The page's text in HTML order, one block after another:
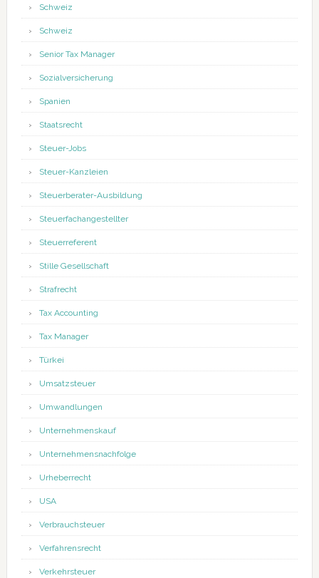
Schweiz
Schweiz
Senior Tax Manager
Sozialversicherung
Spanien
Staatsrecht
Steuer-Jobs
Steuer-Kanzleien
Steuerberater-Ausbildung
Steuerfachangestellter
Steuerreferent
Stille Gesellschaft
Strafrecht
Tax Accounting
Tax Manager
Türkei
Umsatzsteuer
Umwandlungen
Unternehmenskauf
Unternehmensnachfolge
Urheberrecht
USA
Verbrauchsteuer
Verfahrensrecht
Verkehrsteuer